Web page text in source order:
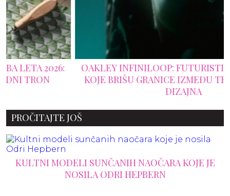
OAKLEY INFINILOOP: FUTURISTIČKE NAOČARE
KOJE BRIŠU GRANICE IZMEĐU TEHNOLOGIJE I
PROČITAJTE JOŠ
KULTNI MODELI SUNČANIH NAOČARA KOJE JE
NOSILA ODRI HEPBERN